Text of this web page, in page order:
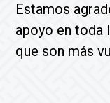
Estamos
apoyo en toda
que son más